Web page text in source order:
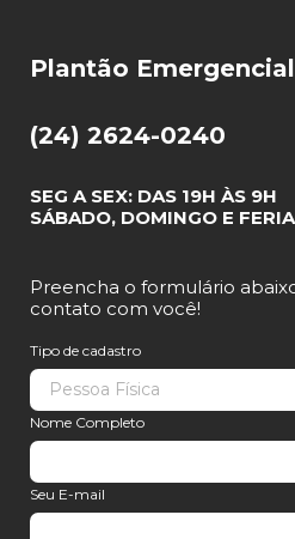
Plantão
(24) 2624-0240
SEG A SEX: DAS 19H ÀS 9H
SÁBADO, DOMINGO E
Preencha o formulário
contato com você!
Tipo de cadastro
Nome Completo
Seu E-mail